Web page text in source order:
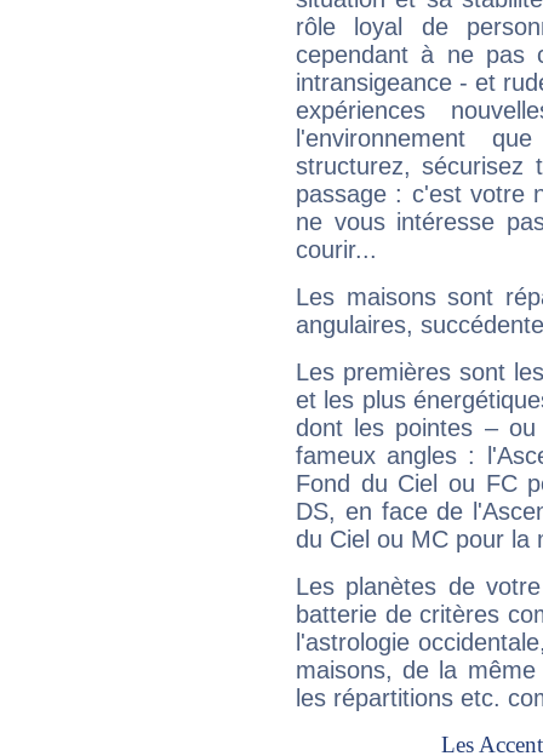
rôle loyal de
cependant à ne pas
intransigeance - et
expériences
l'environnement
structurez, sécurisez
passage : c'est votre
ne vous intéresse
courir...
Les maisons sont
angulaires,
Les premières sont
et les plus
dont les pointes –
fameux angles :
Fond du Ciel ou FC
DS, en face de
du Ciel ou MC pour la
Les planètes de
batterie de critères
l'astrologie
maisons, de la
les répartitions etc.